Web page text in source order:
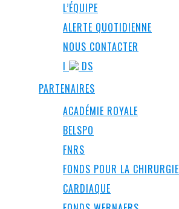
L’ÉQUIPE
ALERTE QUOTIDIENNE
NOUS CONTACTER
I
DS
PARTENAIRES
ACADÉMIE ROYALE
BELSPO
FNRS
FONDS POUR LA CHIRURGIE
CARDIAQUE